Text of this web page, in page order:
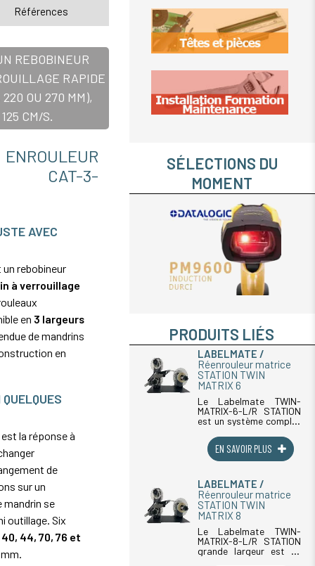
Références
REBOBINEUR
RAPIDE
OU 270 MM),
CM/S.
CAT-3-
AVEC
un rebobineur
à verrouillage
en 3 largeurs
de mandrins
en
est la réponse à
de
sur un
mandrin se
outillage. Six
40, 44, 70, 76 et
SÉLECTIONS DU
MOMENT
PRODUITS LIÉS
LABELMATE
Réenrouleur matrice
STATION TWIN
MATRIX 6
Le Labelmate TWIN-
MATRIX-6-L/R STATION
est un système complet
dérouleur innovant
conçu pour améliorer
l'efficacité des
Il permet de gérer les
étiquettes et (...)
EN SAVOIR PLUS
LABELMATE
Réenrouleur matrice
STATION TWIN
MATRIX 8
Le Labelmate TWIN-
MATRIX-8-L/R STATION
grande largeur est un